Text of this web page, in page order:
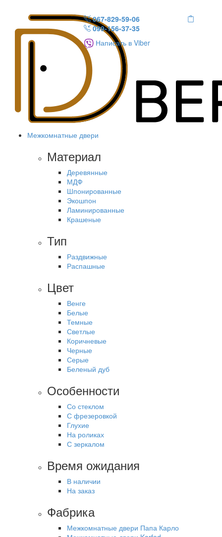
067-829-59-06
099-156-37-35
Написать в Viber
Межкомнатные двери
Материал
Деревянные
МДФ
Шпонированные
Экошпон
Ламинированные
Крашеные
Тип
Раздвижные
Распашные
Цвет
Венге
Белые
Темные
Светлые
Коричневые
Черные
Серые
Беленый дуб
Особенности
Со стеклом
С фрезеровкой
Глухие
На роликах
С зеркалом
Время ожидания
В наличии
На заказ
Фабрика
Межкомнатные двери Папа Карло